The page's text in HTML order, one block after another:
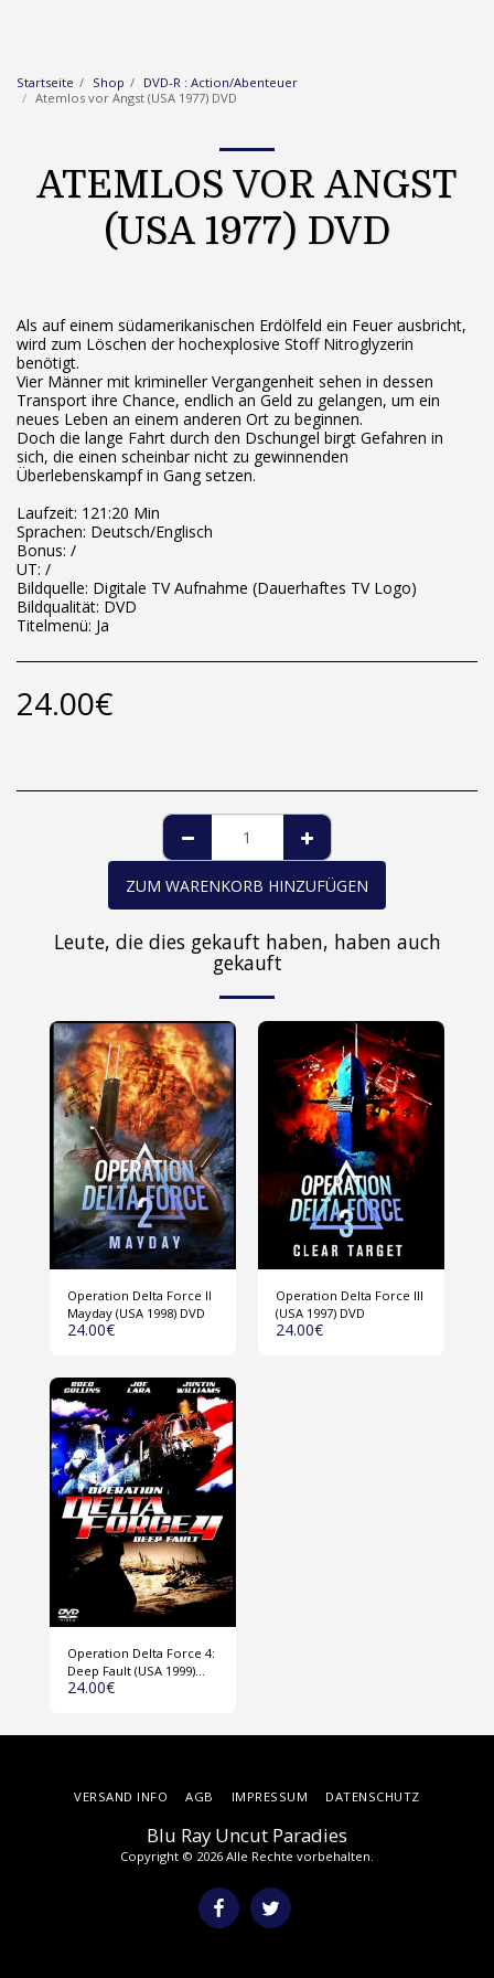
Startseite Shop
DVD-R : Action/Abenteuer
Atemlos vor Angst (USA 1977) DVD
ATEMLOS VOR ANGST
(USA 1977) DVD
Als auf einem südamerikanischen Erdölfeld ein Feuer ausbricht,
wird zum Löschen der hochexplosive Stoff Nitroglyzerin
benötigt.
Vier Männer mit krimineller Vergangenheit sehen in dessen
Transport ihre Chance, endlich an Geld zu gelangen, um ein
neues Leben an einem anderen Ort zu beginnen.
Doch die lange Fahrt durch den Dschungel birgt Gefahren in
sich, die einen scheinbar nicht zu gewinnenden
Überlebenskampf in Gang setzen.
Laufzeit: 121:20 Min
Sprachen: Deutsch/Englisch
Bonus: /
UT: /
Bildquelle: Digitale TV Aufnahme (Dauerhaftes TV Logo)
Bildqualität: DVD
Titelmenü: Ja
24.00€
ZUM WARENKORB HINZUFÜGEN
Leute, die dies gekauft haben, haben auch
gekauft
Operation Delta Force II
Mayday (USA 1998) DVD
24.00€
Operation Delta Force III
(USA 1997) DVD
24.00€
Operation Delta Force 4:
Deep Fault (USA 1999)
DVD
24.00€
Blu Ray Uncut Paradies
Copyright © 2026 Alle Rechte vorbehalten.
VERSAND INFO AGB IMPRESSUM DATENSCHUTZ